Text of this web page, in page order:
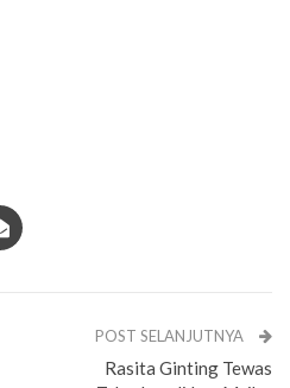
POST SELANJUTNYA
Rasita Ginting Tewas